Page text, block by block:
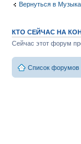
Вернуться в Музыка
КТО СЕЙЧАС НА
Сейчас этот форум
Список форумов